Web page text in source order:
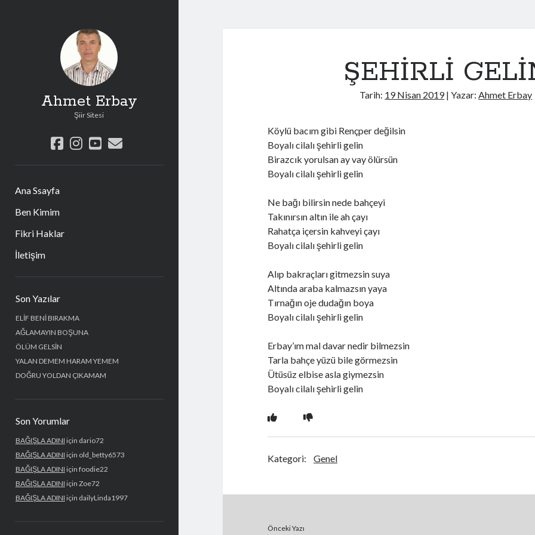
Ahmet Erbay
Şiir Sitesi
facebook
instagram
youtube
e-
Ana Ssayfa
Ben Kimim
Fikri Haklar
İletişim
Menü
Son Yazılar
ELİF BENİ BIRAKMA
AĞLAMAYIN BOŞUNA
ÖLÜM GELSİN
YALAN DEMEM HARAM YEMEM
DOĞRU YOLDAN ÇIKAMAM
Son Yorumlar
BAĞIŞLA ADINI için dario72
BAĞIŞLA ADINI için old_betty6573
BAĞIŞLA ADINI için foodie22
BAĞIŞLA ADINI için Zoe72
BAĞIŞLA ADINI için dailyLinda1997
ŞEHİRLİ
Tarih: 19 Nisan 2019| Yazar:Ahmet Erbay
Köylü bacım gibi Rençper değilsin
Boyalı cilalı şehirli gelin
Birazcık yorulsan ay vay ölürsün
Boyalı cilalı şehirli gelin
Ne bağı bilirsin nede bahçeyi
Takınırsın altın ile ah çayı
Rahatça içersin kahveyi çayı
Boyalı cilalı şehirli gelin
Alıp bakraçları gitmezsin suya
Altında araba kalmazsın yaya
Tırnağın oje dudağın boya
Boyalı cilalı şehirli gelin
Erbay’ım mal davar nedir bilmezsin
Tarla bahçe yüzü bile görmezsin
Ütüsüz elbise asla giymezsin
Boyalı cilalı şehirli gelin
Kategori: Genel
Önceki Yazı